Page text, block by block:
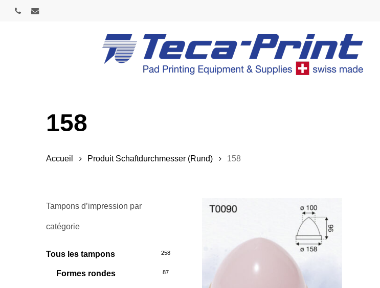
Skip
158
Accueil Produit Schaftdurchmesser (Rund) 158
Tampons d’impression par
catégorie
Tous les tampons 258
Formes rondes 87